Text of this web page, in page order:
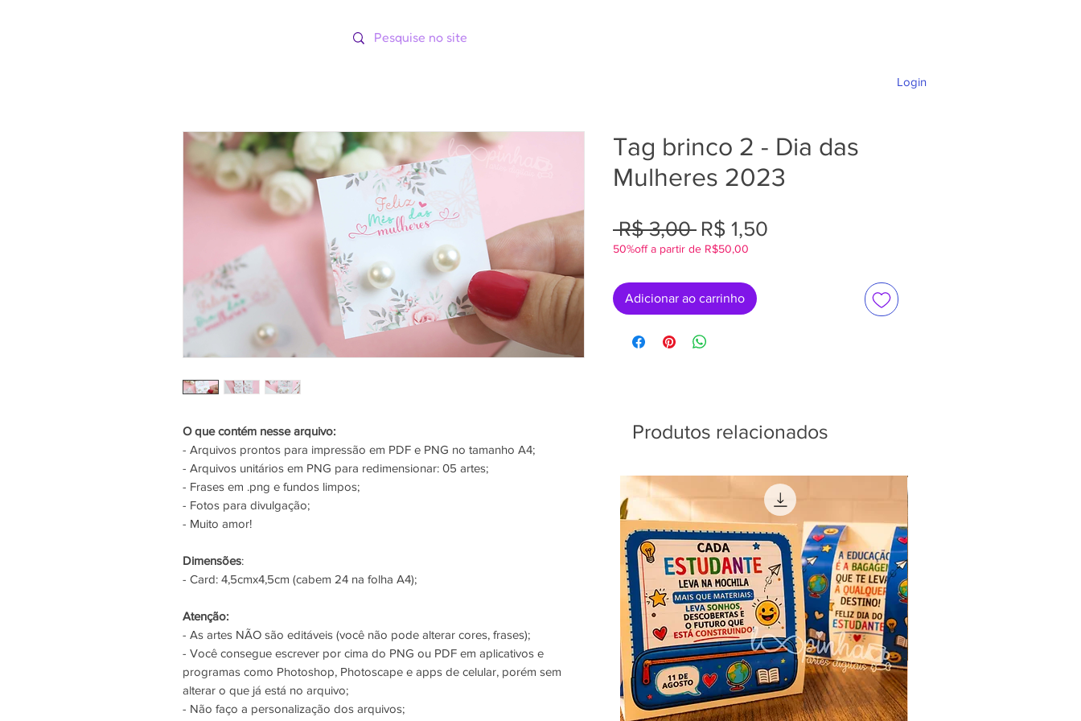
Login
O que contém nesse arquivo:
- Arquivos prontos para impressão em PDF e PNG no tamanho A4;
- Arquivos unitários em PNG para redimensionar: 05 artes;
- Frases em .png e fundos limpos;
- Fotos para divulgação;
- Muito amor!
Dimensões:
- Card: 4,5cmx4,5cm (cabem 24 na folha A4);
Atenção:
- As artes NÃO são editáveis (você não pode alterar cores, frases);
- Você consegue escrever por cima do PNG ou PDF em aplicativos e
programas como Photoshop, Photoscape e apps de celular, porém sem
alterar o que já está no arquivo;
- Não faço a personalização dos arquivos;
Tag brinco 2 - Dia das
Mulheres 2023
R$ 3,00 Preço
normal
R$ 1,50
50%off a partir de R$50,00
Adicionar ao carrinho
Produtos relacionados